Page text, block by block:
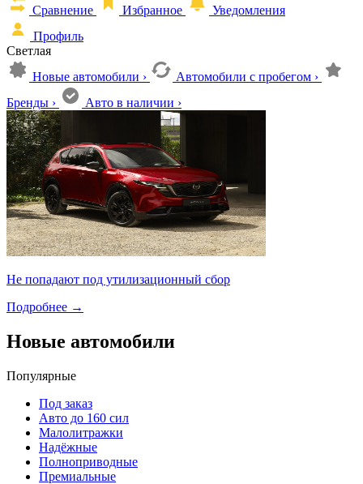
Сравнение Избранное
Уведомления
Профиль
Светлая
Новые автомобили › Автомобили с пробегом ›
Бренды › Авто в наличии ›
Не попадают под утилизационный сбор
Подробнее →
Новые автомобили
Популярные
Под заказ
Авто до 160 сил
Малолитражки
Надёжные
Полноприводные
Премиальные